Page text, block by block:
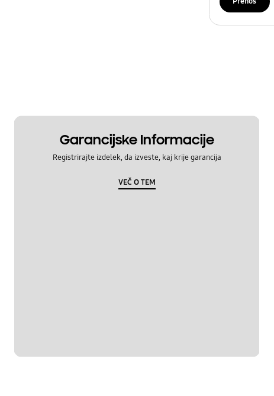
Garancijske Informacije
Registrirajte izdelek, da izveste, kaj krije garancija
VEČ O TEM